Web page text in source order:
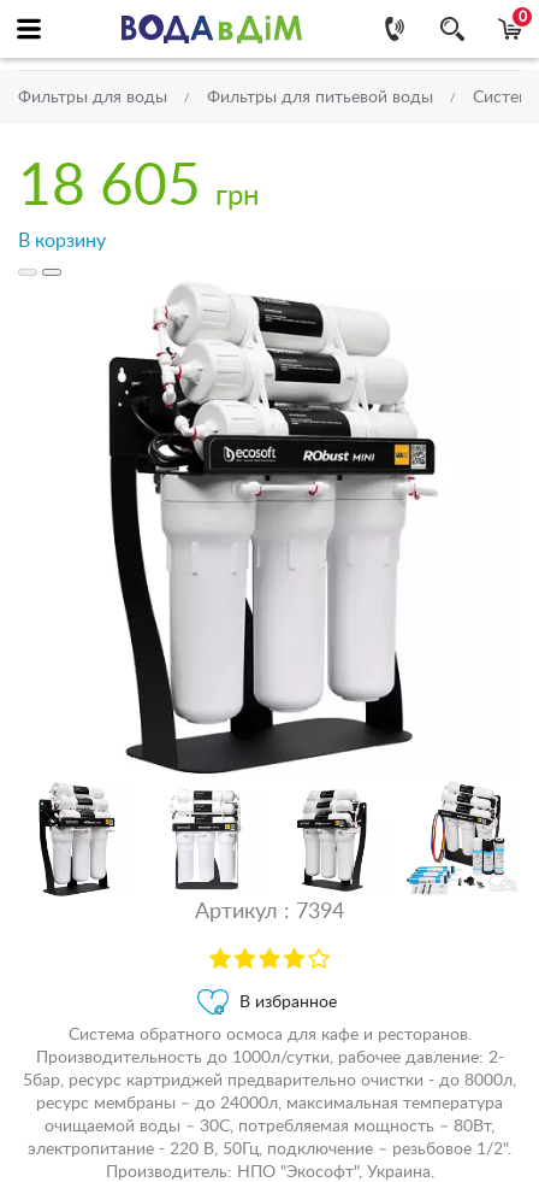
0
Фильтры для воды Фильтры для питьевой воды
18 605 грн
В корзину
Артикул : 7394
В избранное
Система обратного осмоса для кафе и ресторанов.
Производительность до 1000л/сутки, рабочее давление: 2-
5бар, ресурс картриджей предварительно очистки - до 8000л,
ресурс мембраны – до 24000л, максимальная температура
очищаемой воды – 30C, потребляемая мощность – 80Вт,
электропитание - 220 В, 50Гц, подключение – резьбовое 1/2".
Производитель: НПО "Экософт", Украина.